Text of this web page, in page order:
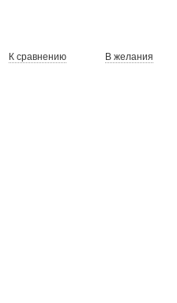
К сравнению В желания